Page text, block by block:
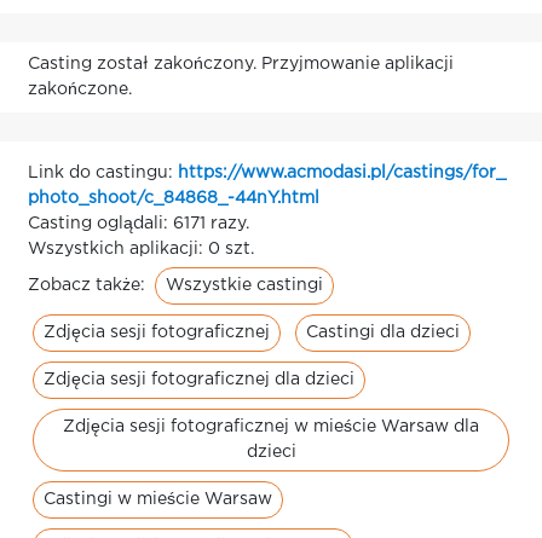
Casting został zakończony. Przyjmowanie aplikacji
zakończone.
Link do castingu: https://www.acmodasi.pl/castings/for_
photo_shoot/c_84868_-44nY.html
Casting oglądali: 6171 razy.
Wszystkich aplikacji: 0 szt.
Zobacz także: Wszystkie castingi
Zdjęcia sesji fotograficznej Castingi dla dzieci
Zdjęcia sesji fotograficznej dla dzieci
Zdjęcia sesji fotograficznej w mieście Warsaw dla
dzieci
Castingi w mieście Warsaw